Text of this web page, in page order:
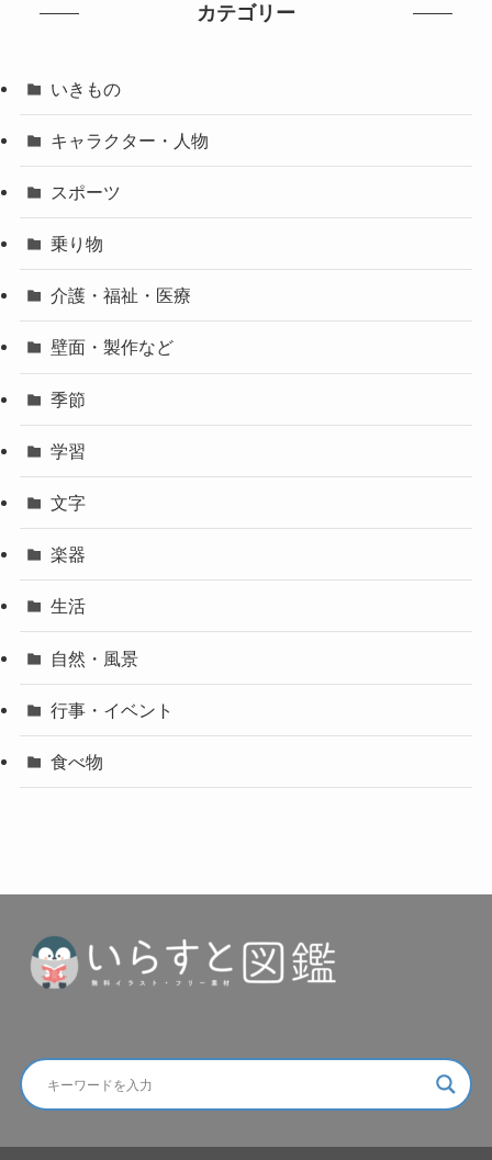
カテゴリー
いきもの
キャラクター・人物
スポーツ
乗り物
介護・福祉・医療
壁面・製作など
季節
学習
文字
楽器
生活
自然・風景
行事・イベント
食べ物